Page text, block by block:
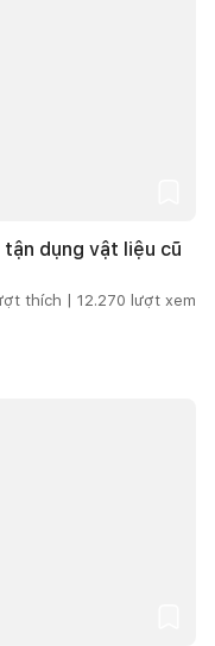
dụng vật liệu cũ
thích | 12.270 lượt xem